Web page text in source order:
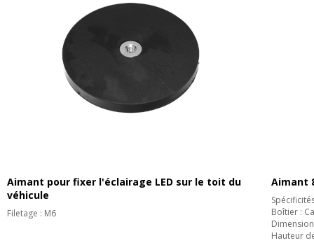
Aimant pour fixer l'éclairage LED sur le toit du
véhicule
Filetage : M6
Aimant
Boîtier :
Hauteur